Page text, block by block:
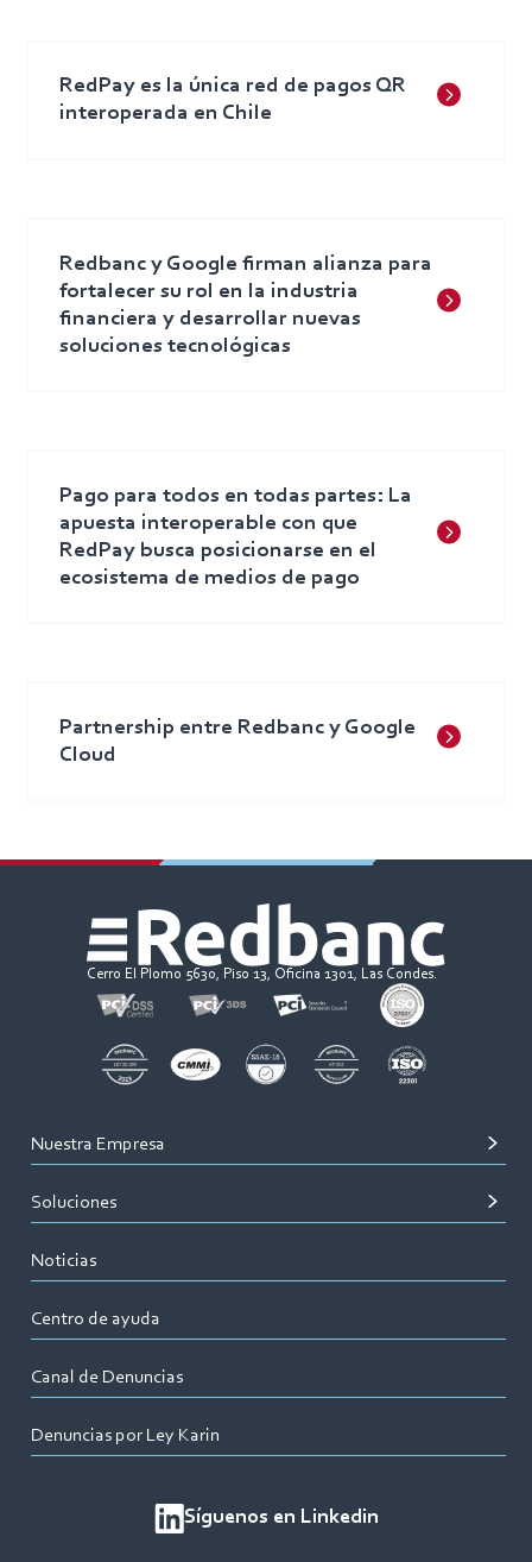
RedPay es la única red de pagos QR
interoperada en Chile
Redbanc y Google firman alianza para
fortalecer su rol en la industria
financiera y desarrollar nuevas
soluciones tecnológicas
Pago para todos en todas partes: La
apuesta interoperable con que
RedPay busca posicionarse en el
ecosistema de medios de pago
Partnership entre Redbanc y Google
Cloud
Cerro El Plomo 5630, Piso 13, Oficina 1301, Las Condes.
Nuestra Empresa
Soluciones
Noticias
Centro de ayuda
Canal de Denuncias
Denuncias por Ley Karin
Síguenos en Linkedin